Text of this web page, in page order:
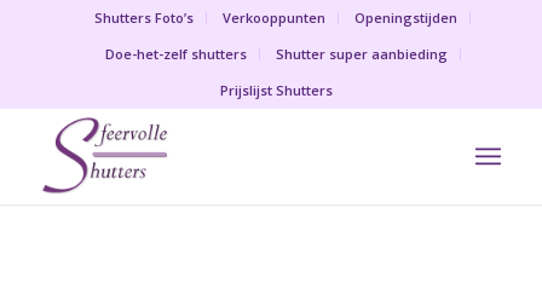
Shutters Foto’s Verkooppunten
Openingstijden
Doe-het-zelf shutters
Shutter super aanbieding
Prijslijst Shutters